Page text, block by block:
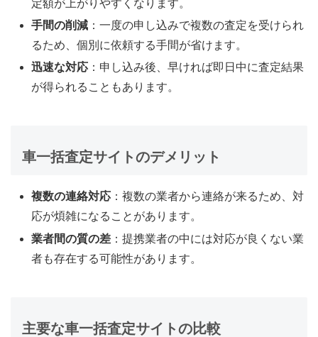
定額が上がりやすくなります。
手間の削減 ：一度の申し込みで複数の査定を受けられ
るため、個別に依頼する手間が省けます。
迅速な対応 ：申し込み後、早ければ即日中に査定結果
が得られることもあります。
車一括査定サイトのデメリット
複数の連絡対応 ：複数の業者から連絡が来るため、対
応が煩雑になることがあります。
業者間の質の差 ：提携業者の中には対応が良くない業
者も存在する可能性があります。
主要な車一括査定サイトの比較